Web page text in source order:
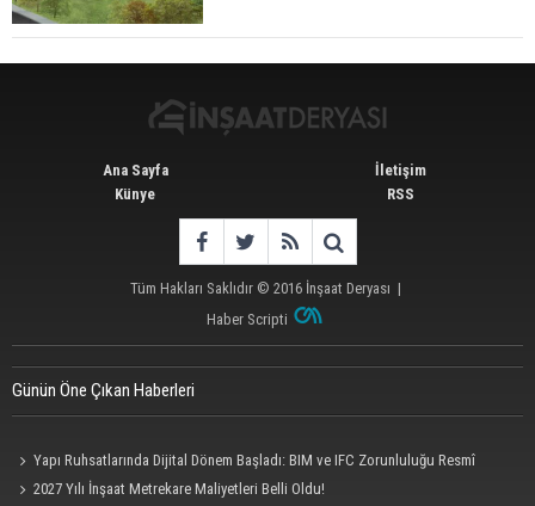
Kiraya Verilecek
Ana Sayfa
Künye
İletişim
RSS
Tüm Hakları Saklıdır © 2016 İnşaat Deryası |
Haber Scripti
Günün Öne Çıkan Haberleri
Yapı Ruhsatlarında Dijital Dönem Başladı: BIM ve IFC Zorunluluğu Resmî
Gazete'de
2027 Yılı İnşaat Metrekare Maliyetleri Belli Oldu!